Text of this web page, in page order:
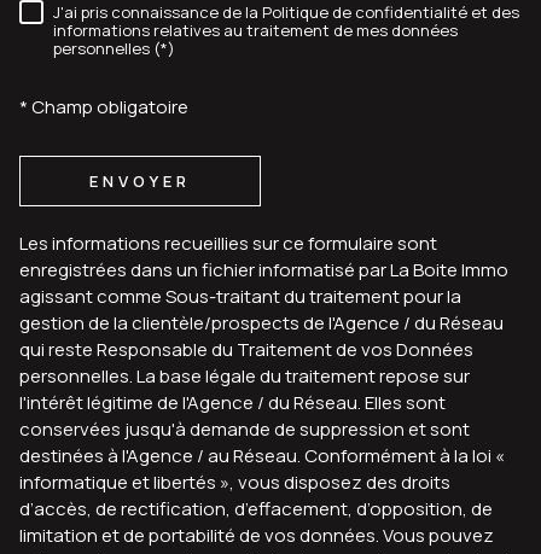
RÈGLEMENTATION
J'ai pris connaissance de la Politique de confidentialité et des
informations relatives au traitement de mes données
personnelles (*)
* Champ obligatoire
ENVOYER
Les informations recueillies sur ce formulaire sont
enregistrées dans un fichier informatisé par La Boite Immo
agissant comme Sous-traitant du traitement pour la
gestion de la clientèle/prospects de l'Agence / du Réseau
qui reste Responsable du Traitement de vos Données
personnelles. La base légale du traitement repose sur
l'intérêt légitime de l'Agence / du Réseau. Elles sont
conservées jusqu'à demande de suppression et sont
destinées à l'Agence / au Réseau. Conformément à la loi «
informatique et libertés », vous disposez des droits
d’accès, de rectification, d’effacement, d’opposition, de
limitation et de portabilité de vos données. Vous pouvez